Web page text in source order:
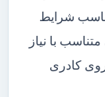
شرایط
با نیاز
کادری